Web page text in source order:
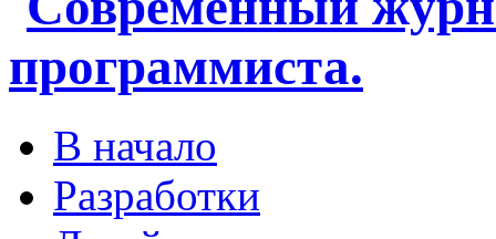
В начало
Разработки